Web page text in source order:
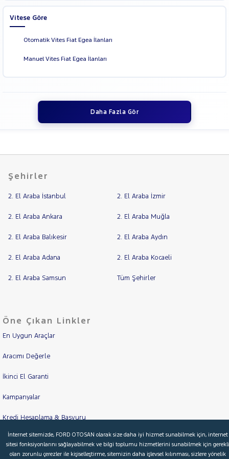
Vitese Göre
Otomatik Vites Fiat Egea İlanları
Manuel Vites Fiat Egea İlanları
Daha Fazla Gör
Şehirler
2. El Araba İstanbul 2. El Araba İzmir
2. El Araba Ankara 2. El Araba Muğla
2. El Araba Balıkesir 2. El Araba Aydın
2. El Araba Adana 2. El Araba Kocaeli
2. El Araba Samsun Tüm Şehirler
Öne Çıkan Linkler
En Uygun Araçlar
Aracımı Değerle
İkinci El Garanti
Kampanyalar
Kredi Hesaplama & Başvuru
© 2026 Ford Türkiye Ford Kurumsal Hakkımızda
İnternet sitemizde, FORD OTOSAN olarak size daha iyi hizmet sunabilmek için, internet
sitesi fonksiyonlarını sağlayabilmek ve bilgi toplumu hizmetlerini sunabilmek için gerekli
olan zorunlu çerezler ile kişiselleştirme, sitemizin daha işlevsel kılınması, sizlere yönelik